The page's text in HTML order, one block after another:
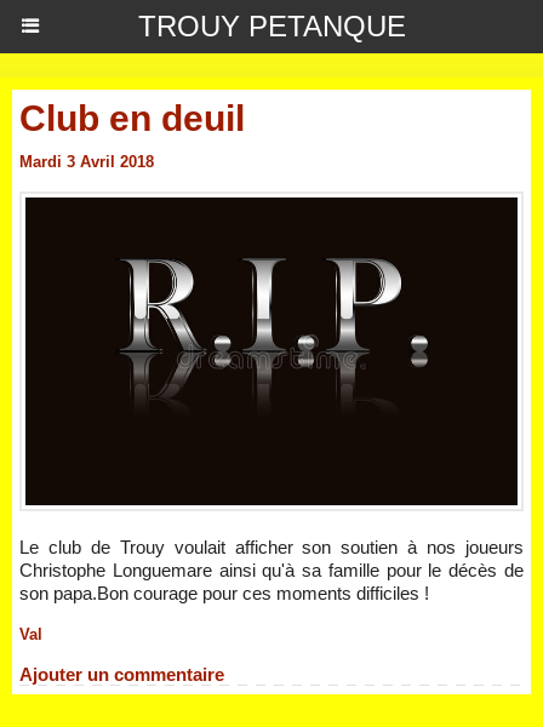
TROUY PETANQUE
Club en deuil
Mardi 3 Avril 2018
Le club de Trouy voulait afficher son soutien à nos joueurs
Christophe Longuemare ainsi qu'à sa famille pour le décès de
son papa.Bon courage pour ces moments difficiles !
Val
Ajouter un commentaire